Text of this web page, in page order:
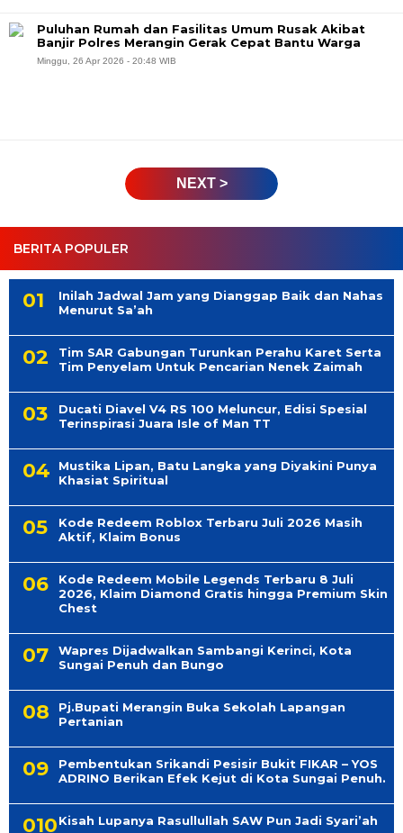
BERITA POPULER
Inilah Jadwal Jam yang Dianggap Baik dan Nahas
Menurut Sa’ah
Tim SAR Gabungan Turunkan Perahu Karet Serta
Tim Penyelam Untuk Pencarian Nenek Zaimah
Ducati Diavel V4 RS 100 Meluncur, Edisi Spesial
Terinspirasi Juara Isle of Man TT
Mustika Lipan, Batu Langka yang Diyakini Punya
Khasiat Spiritual
Kode Redeem Roblox Terbaru Juli 2026 Masih
Aktif, Klaim Bonus
Kode Redeem Mobile Legends Terbaru 8 Juli
2026, Klaim Diamond Gratis hingga Premium Skin
Chest
Wapres Dijadwalkan Sambangi Kerinci, Kota
Sungai Penuh dan Bungo
Pj.Bupati Merangin Buka Sekolah Lapangan
Pertanian
Pembentukan Srikandi Pesisir Bukit FIKAR – YOS
ADRINO Berikan Efek Kejut di Kota Sungai Penuh.
Kisah Lupanya Rasullullah SAW Pun Jadi Syari’ah
Puluhan Rumah dan Fasilitas Umum Rusak Akibat
Banjir Polres Merangin Gerak Cepat Bantu Warga
Minggu, 26 Apr 2026 - 20:48 WIB
NEXT >